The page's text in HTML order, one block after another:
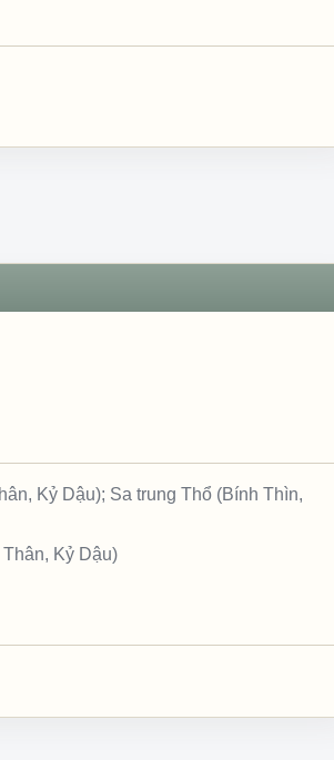
Kỷ Dậu); Sa trung Thổ (Bính Thìn,
Kỷ Dậu)